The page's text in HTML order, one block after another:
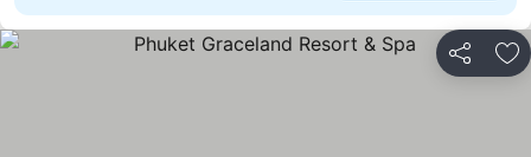
Deli